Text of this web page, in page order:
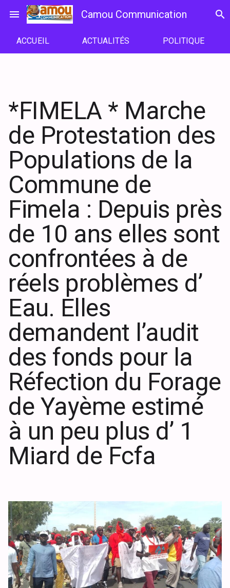
menu Camou Communication search
ACCUEIL ACTUALITÉS POLITIQUE
*FIMELA * Marche
de Protestation des
Populations de la
Commune de
Fimela : Depuis près
de 10 ans elles sont
confrontées à de
réels problèmes d’
Eau. Elles
demandent l’audit
des fonds pour la
Réfection du Forage
de Yayème estimé
à un peu plus d’ 1
Miard de Fcfa